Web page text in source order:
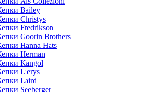
Bailey
Christys
Fredrikson
Goorin Brothers
Hanna Hats
Herman
Kangol
Lierys
Laird
Seeberger